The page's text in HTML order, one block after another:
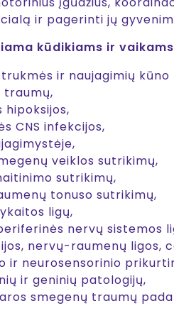
ir pagerinti jų
kūdikiams ir
ir naujagimių kūno
traumų,
CNS infekcijos,
veiklos sutrikimų,
sutrikimų,
tonuso sutrikimų,
ligų,
nervų sistemos
nervų-raumenų ligos,
ir neurosensorinio
ir geninių patologijų,
smegenų traumų